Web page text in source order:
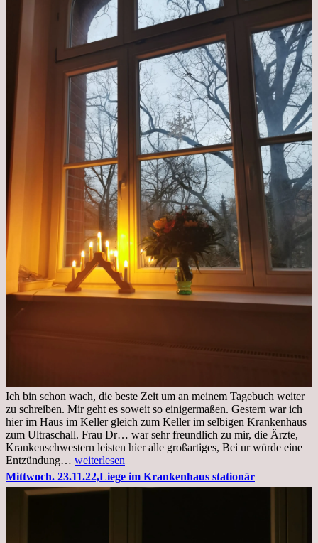
Ich bin schon wach, die beste Zeit um an meinem Tagebuch weiter
zu schreiben. Mir geht es soweit so einigermaßen. Gestern war ich
hier im Haus im Keller gleich zum Keller im selbigen Krankenhaus
zum Ultraschall. Frau Dr… war sehr freundlich zu mir, die Ärzte,
Krankenschwestern leisten hier alle großartiges, Bei ur würde eine
Entzündung… Freitag,
25.11.2022
Kleines
weiterlesen
Mittwoch. 23.11.22,Liege im Krankenhaus stationär